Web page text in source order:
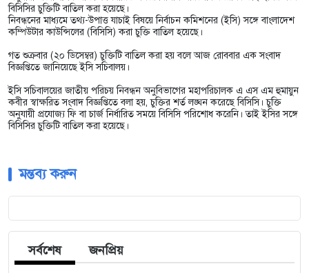
বিসিসির চুক্তিটি বাতিল করা হয়েছে।
নিবন্ধনের মাধ্যমে তথ্য-উপাত্ত যাচাই বিষয়ে নির্বাচন কমিশনের (ইসি) সঙ্গে বাংলাদেশ
কম্পিউটার কাউন্সিলের (বিসিসি) করা চুক্তি বাতিল হয়েছে।
গত শুক্রবার (২০ ডিসেম্বর) চুক্তিটি বাতিল করা হয় বলে আজ রোববার এক সংবাদ
বিজ্ঞপ্তিতে জানিয়েছে ইসি সচিবালয়।
ইসি সচিবালয়ের জাতীয় পরিচয় নিবন্ধন অনুবিভাগের মহাপরিচালক এ এস এম হুমায়ুন
কবীর স্বাক্ষরিত সংবাদ বিজ্ঞপ্তিতে বলা হয়, চুক্তির শর্ত লঙ্ঘন করেছে বিসিসি। চুক্তি
অনুযায়ী প্রযোজ্য ফি বা চার্জ নির্ধারিত সময়ে বিসিসি পরিশোধ করেনি। তাই ইসির সঙ্গে
বিসিসির চুক্তিটি বাতিল করা হয়েছে।
মন্তব্য করুন
সর্বশেষ জনপ্রিয়